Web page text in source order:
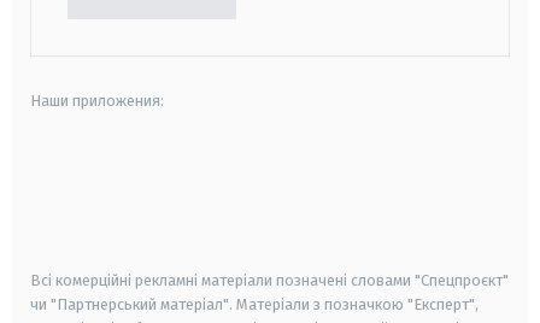
Наши приложения:
Всі комерційні рекламні матеріали позначені словами "Спецпроєкт"
чи "Партнерський матеріал". Матеріали з позначкою "Експерт",